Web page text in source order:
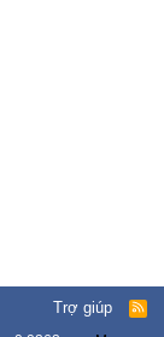
Trợ giúp
R